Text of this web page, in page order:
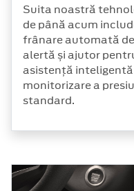
Suita noastră
de până acum
frânare automată
alertă și ajutor
asistență
monitorizare a
standard.